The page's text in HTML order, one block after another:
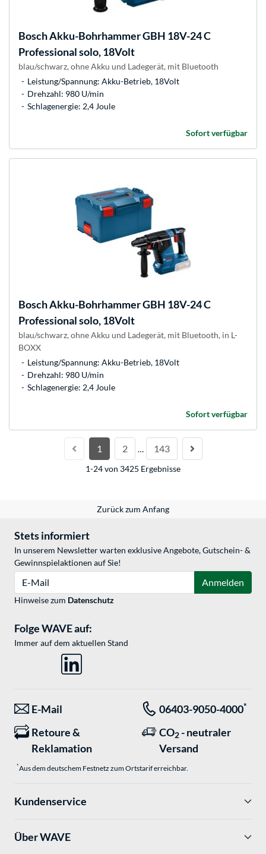
BoschAkku-Bohrhammer GBH 18V-24 C
Professional solo, 18Volt
blau/schwarz, ohne Akku und Ladegerät, mit Bluetooth
Leistung/Spannung: Akku-Betrieb, 18Volt
Drehzahl: 980 U/min
Schlagenergie: 2,4 Joule
Sofort verfügbar
BoschAkku-Bohrhammer GBH 18V-24 C
Professional solo, 18Volt
blau/schwarz, ohne Akku und Ladegerät, mit Bluetooth, in L-
BOXX
Leistung/Spannung: Akku-Betrieb, 18Volt
Drehzahl: 980 U/min
Schlagenergie: 2,4 Joule
Sofort verfügbar
1 2 … 143
1-24 von 3425 Ergebnisse
Zurück zum Anfang
Stets informiert
In unserem Newsletter warten exklusive Angebote, Gutschein- &
Gewinnspielaktionen auf Sie!
Anmelden
Hinweise zum Datenschutz
Folge WAVE auf:
Immer auf dem aktuellen Stand
E-Mail 06403-9050-4000*
Retoure &
Reklamation
CO2 - neutraler
Versand
*Aus dem deutschem Festnetz zum Ortstarif erreichbar.
Kundenservice
Über WAVE